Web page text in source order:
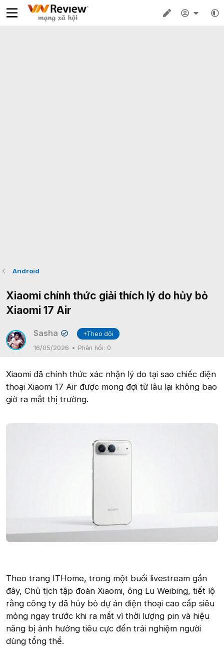
Android
Xiaomi chính thức giải thích lý do hủy bỏ
Xiaomi 17 Air
Sasha ✔
+Theo dõi
16/05/2026
Phản hồi: 0
Xiaomi đã chính thức xác nhận lý do tại sao chiếc điện
thoại Xiaomi 17 Air được mong đợi từ lâu lại không bao
giờ ra mắt thị trường.
Theo trang ITHome, trong một buổi livestream gần
đây, Chủ tịch tập đoàn Xiaomi, ông Lu Weibing, tiết lộ
rằng công ty đã hủy bỏ dự án điện thoại cao cấp siêu
mỏng ngay trước khi ra mắt vì thời lượng pin và hiệu
năng bị ảnh hưởng tiêu cực đến trải nghiệm người
dùng tổng thể.